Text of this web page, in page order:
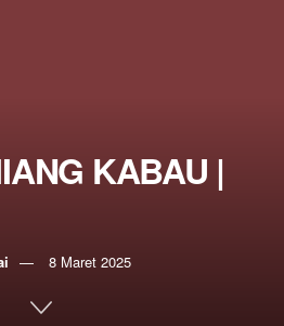
KABAU |
8 Maret 2025